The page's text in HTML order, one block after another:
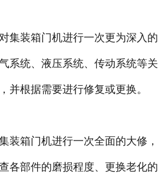
集装箱门机进行一次更为深入的
系统、液压系统、传动系统等关
并根据需要进行修复或更换。
装箱门机进行一次全面的大修，
各部件的磨损程度、更换老化的